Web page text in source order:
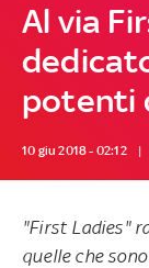
Al via
potenti
10 giu 2018 - 02:12
"First Ladies"
quelle che